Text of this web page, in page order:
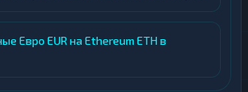
Евро EUR на Ethereum ETH в